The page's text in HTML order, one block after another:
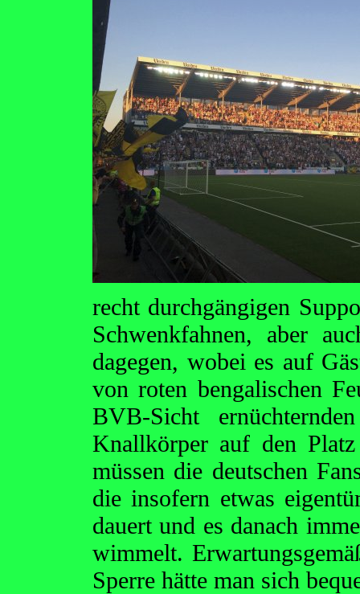
recht durchgängigen
Schwenkfahnen, aber
dagegen, wobei es auf
von roten bengalischen
BVB-Sicht
Knallkörper auf den
müssen die deutschen
die insofern etwas
dauert und es danach
wimmelt.
Sperre hätte man sich